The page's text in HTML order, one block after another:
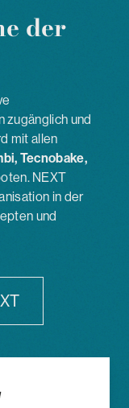
der
zugänglich und
mit allen
Tecnobake,
NEXT
in der
und